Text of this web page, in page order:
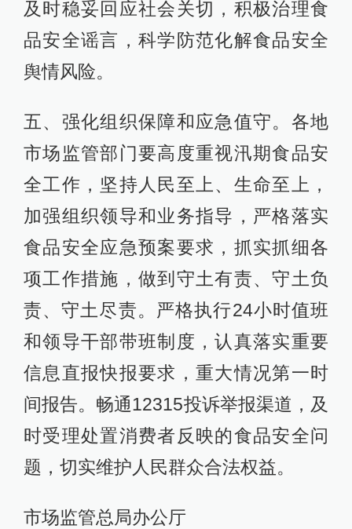
及时稳妥回应社会关切，积极治理食
品安全谣言，科学防范化解食品安全
舆情风险。
五、强化组织保障和应急值守。各地
市场监管部门要高度重视汛期食品安
全工作，坚持人民至上、生命至上，
加强组织领导和业务指导，严格落实
食品安全应急预案要求，抓实抓细各
项工作措施，做到守土有责、守土负
责、守土尽责。严格执行24小时值班
和领导干部带班制度，认真落实重要
信息直报快报要求，重大情况第一时
间报告。畅通12315投诉举报渠道，及
时受理处置消费者反映的食品安全问
题，切实维护人民群众合法权益。
市场监管总局办公厅